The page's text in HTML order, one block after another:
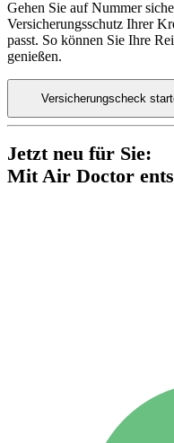
Gehen Sie auf Nummer
Versicherungsschutz Ihrer
passt. So können Sie Ihre
genießen.
Versicherungscheck
Jetzt neu für Sie:
Mit Air Doctor